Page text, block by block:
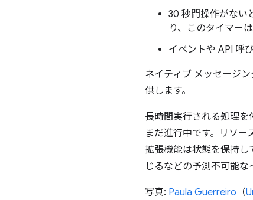
30 秒間操作がない
り、このタイマー
イベントや API 呼
ネイティブ メッセージ
供します。
長時間実行される処理
まだ進行中です。リソー
拡張機能は状態を保持し
じるなどの予測不可能な
写真: Paula Guerreiro （